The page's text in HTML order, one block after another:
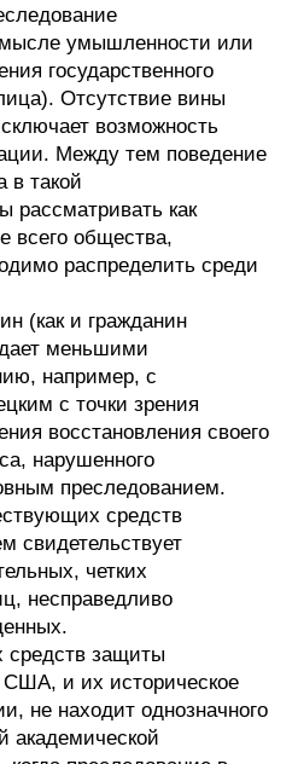
умышленности или
государственного
Отсутствие вины
возможность
Между тем поведение
в такой
рассматривать как
всего общества,
распределить среди
(как и гражданин
меньшими
например, с
с точки зрения
восстановления своего
нарушенного
преследованием.
средств
свидетельствует
четких
несправедливо
средств защиты
и их историческое
не находит однозначного
академической